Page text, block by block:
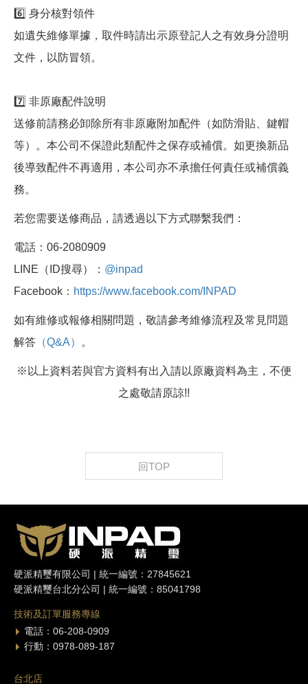
6️⃣ 身分核對領件
如遺失維修單據，取件時請出示原登記人之有效身分證明
文件，以防冒領。
7️⃣ 非原廠配件說明
送修前請務必卸除所有非原廠附加配件（如防滑貼、鍵帽
等）。本公司不保證此類配件之保存或補償。如更換新品
後導致配件不再適用，本公司亦不承擔任何責任或補償義
務。
若您需要送修商品，請透過以下方式聯繫我們：
電話：06-2080909
LINE（ID搜尋）： @inpad
Facebook： https://www.facebook.com/INPAD
如有維修或報修相關問題，敬請參考維修流程及常見問題
解答 （Q&A） 。
※以上資料若與官方資料有出入請以原廠資料為主，不便
之處敬請原諒!!
回TOP
硬派精璽有限公司 | 統一編號：27845621
硬派精璽台北分公司 | 統一編號：85041798
技術及訂單服務專線
電話：06-208-0909
行動：0978-089-187
台北店